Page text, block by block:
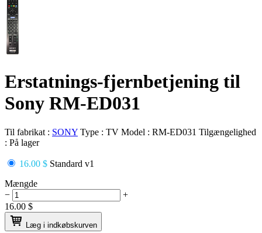
Erstatnings-fjernbetjening til
Sony RM-ED031
Til fabrikat : SONY Type : TV Model : RM-ED031 Tilgængelighed
: På lager
16.00 $ Standard v1
Mængde
−
+
16.00 $
Læg i indkøbskurven